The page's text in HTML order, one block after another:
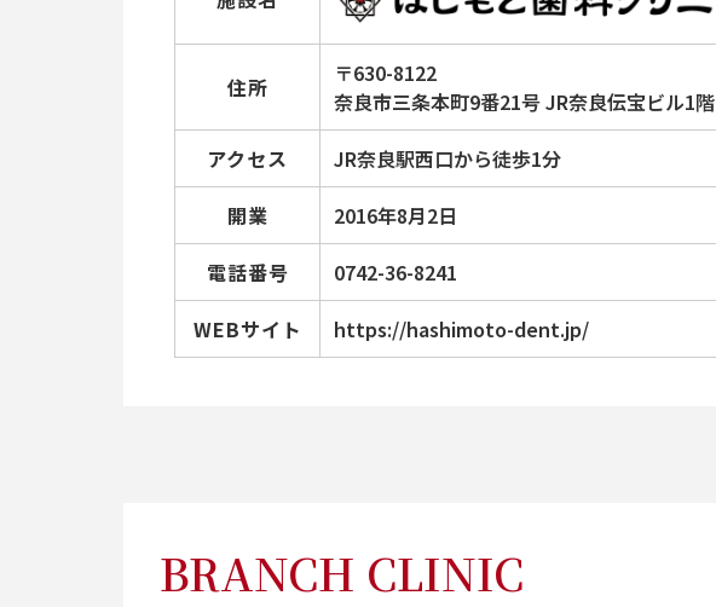
住所
〒630-8122
奈良市三条本町9番21号JR奈良伝宝ビル1階
アクセス
JR奈良駅西口から徒歩1分
開業
2016年8月2日
電話番号
0742-36-8241
WEBサイト
https://hashimoto-dent.jp/
BRANCH CLINIC